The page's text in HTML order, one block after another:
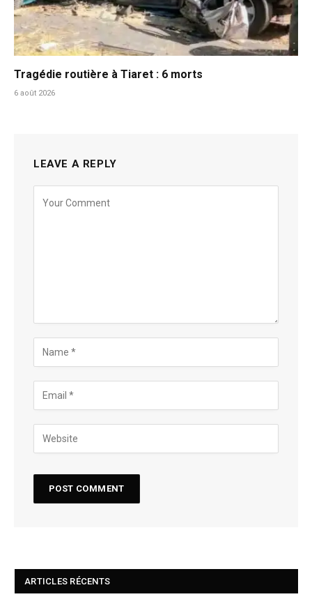
Tragédie routière à Tiaret : 6 morts
6 août 2026
LEAVE A REPLY
ARTICLES RÉCENTS